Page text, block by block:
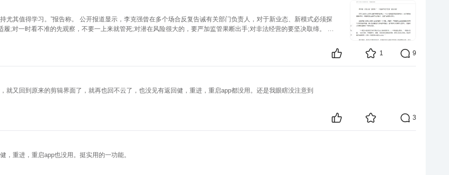
复告诫有关部门负责人，对于新业态、新模式必须探
履;对一时看不准的先观察，不要一上来就管死;对潜在风险很大的，要严加监管果断出手;对非法经营的要坚决取缔。 在
1 9
就又回到原来的剪辑界面了，就再也回不云了，也没见有返回健，重进，重启app都没用。还是我眼瞎没注意到
3
，重进，重启app也没用。挺实用的一功能。